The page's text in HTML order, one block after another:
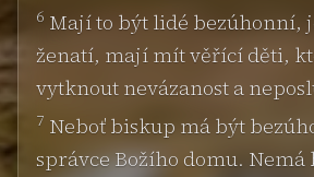
6 Mají to být lidé bezúhonní,
ženatí, mají mít věřící děti,
vytknout nevázanost a
7 Neboť biskup má být
správce Božího domu. Nemá